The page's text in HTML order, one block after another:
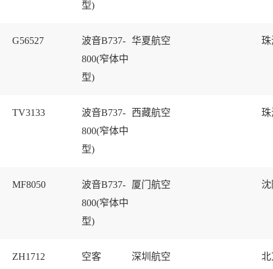
型)
G56527
波音B737-
800(窄体中
型)
华夏航空 珠
TV3133
波音B737-
800(窄体中
型)
西藏航空 珠
MF8050
波音B737-
800(窄体中
型)
厦门航空
ZH1712
空客
深圳航空 北